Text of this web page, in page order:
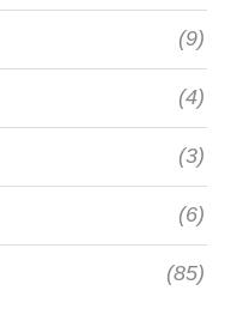
(9)
(4)
(3)
(6)
(85)